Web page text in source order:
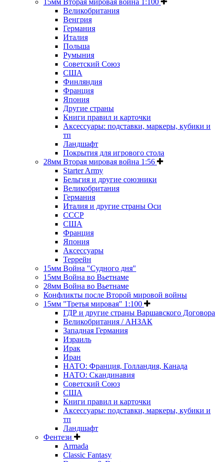
15мм Вторая мировая война 1:100
Великобритания
Венгрия
Германия
Италия
Польша
Румыния
Советский Союз
США
Финляндия
Франция
Япония
Другие страны
Книги правил и карточки
Аксессуары: подставки, маркеры, кубики и
тп
Ландшафт
Покрытия для игрового стола
28мм Вторая мировая война 1:56
Starter Army
Бельгия и другие союзники
Великобритания
Германия
Италия и другие страны Оси
СССР
США
Франция
Япония
Аксессуары
Террейн
15мм Война "Судного дня"
15мм Война во Вьетнаме
28мм Война во Вьетнаме
Конфликты после Второй мировой войны
15мм "Третья мировая" 1:100
ГДР и другие страны Варшавского Договора
Великобритания / АНЗАК
Западная Германия
Израиль
Ирак
Иран
НАТО: Франция, Голландия, Канада
НАТО: Скандинавия
Советский Союз
США
Книги правил и карточки
Аксессуары: подставки, маркеры, кубики и
тп
Ландшафт
Фентези
Armada
Classic Fantasy